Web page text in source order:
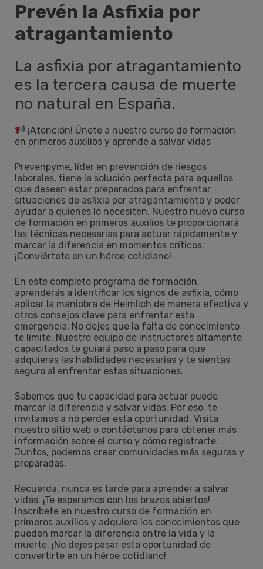
Prevén la Asfixia por
atragantamiento
La asfixia por atragantamiento
es la tercera causa de muerte
no natural en España.
¡Atención! Únete a nuestro curso de formación
en primeros auxilios y aprende a salvar vidas
Prevenpyme, líder en prevención de riesgos
laborales, tiene la solución perfecta para aquellos
que deseen estar preparados para enfrentar
situaciones de asfixia por atragantamiento y poder
ayudar a quienes lo necesiten. Nuestro nuevo curso
de formación en primeros auxilios te proporcionará
las técnicas necesarias para actuar rápidamente y
marcar la diferencia en momentos críticos.
¡Conviértete en un héroe cotidiano!
En este completo programa de formación,
aprenderás a identificar los signos de asfixia, cómo
aplicar la maniobra de Heimlich de manera efectiva y
otros consejos clave para enfrentar esta
emergencia. No dejes que la falta de conocimiento
te limite. Nuestro equipo de instructores altamente
capacitados te guiará paso a paso para que
adquieras las habilidades necesarias y te sientas
seguro al enfrentar estas situaciones.
Sabemos que tu capacidad para actuar puede
marcar la diferencia y salvar vidas. Por eso, te
invitamos a no perder esta oportunidad. Visita
nuestro sitio web o contáctanos para obtener más
información sobre el curso y cómo registrarte.
Juntos, podemos crear comunidades más seguras y
preparadas.
Recuerda, nunca es tarde para aprender a salvar
vidas. ¡Te esperamos con los brazos abiertos!
Inscríbete en nuestro curso de formación en
primeros auxilios y adquiere los conocimientos que
pueden marcar la diferencia entre la vida y la
muerte. ¡No dejes pasar esta oportunidad de
convertirte en un héroe cotidiano!